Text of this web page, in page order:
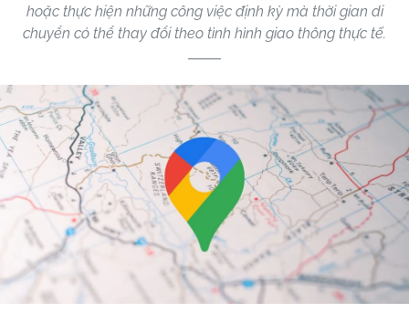
hoặc thực hiện những công việc định kỳ mà thời gian di
chuyển có thể thay đổi theo tình hình giao thông thực tế.